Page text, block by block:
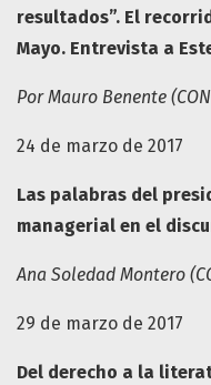
resultados”. El
Mayo. Entrevista a
Por Mauro Benente
24 de marzo de
Las palabras del
managerial en el
Ana Soledad Montero
29 de marzo
Del derecho a la